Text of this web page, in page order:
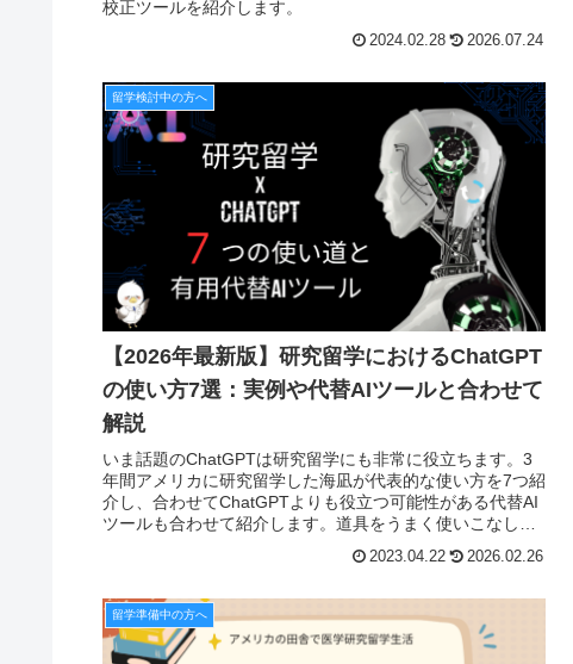
校正ツールを紹介します。
2024.02.28 2026.07.24
留学検討中の方へ
【2026年最新版】研究留学におけるChatGPT
の使い方7選：実例や代替AIツールと合わせて
解説
いま話題のChatGPTは研究留学にも非常に役立ちます。3
年間アメリカに研究留学した海凪が代表的な使い方を7つ紹
介し、合わせてChatGPTよりも役立つ可能性がある代替AI
ツールも合わせて紹介します。道具をうまく使いこなして
2023.04.22 2026.02.26
留学準備中の方へ